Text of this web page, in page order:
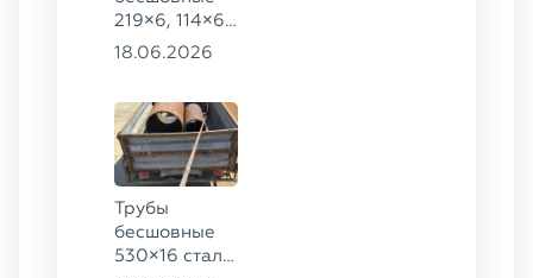
219×6, 114×6,
57×6 ГОСТ
18.06.2026
Трубы
бесшовные
530×16 сталь